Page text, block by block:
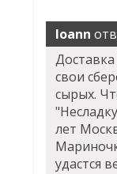
Ioann
свои
сырых.
лет
удастся